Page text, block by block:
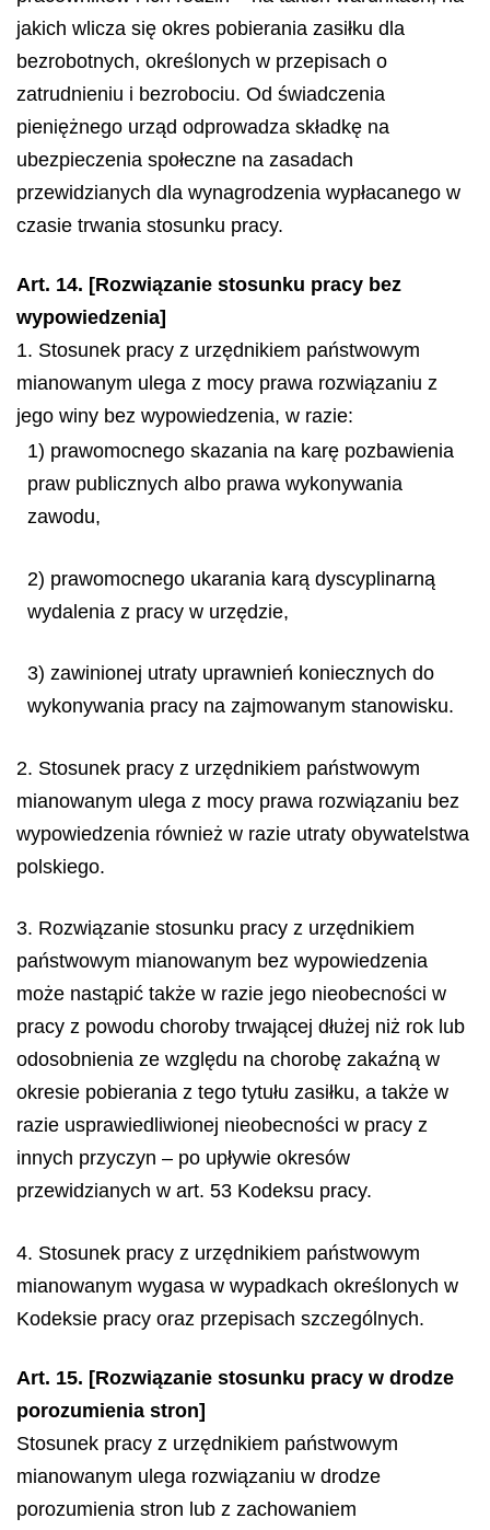
jakich wlicza się okres pobierania zasiłku dla
bezrobotnych, określonych w przepisach o
zatrudnieniu i bezrobociu. Od świadczenia
pieniężnego urząd odprowadza składkę na
ubezpieczenia społeczne na zasadach
przewidzianych dla wynagrodzenia wypłacanego w
czasie trwania stosunku pracy.
Art. 14. [Rozwiązanie stosunku pracy bez
wypowiedzenia]
1. Stosunek pracy z urzędnikiem państwowym
mianowanym ulega z mocy prawa rozwiązaniu z
jego winy bez wypowiedzenia, w razie:
1) prawomocnego skazania na karę pozbawienia
praw publicznych albo prawa wykonywania
zawodu,
2) prawomocnego ukarania karą dyscyplinarną
wydalenia z pracy w urzędzie,
3) zawinionej utraty uprawnień koniecznych do
wykonywania pracy na zajmowanym stanowisku.
2. Stosunek pracy z urzędnikiem państwowym
mianowanym ulega z mocy prawa rozwiązaniu bez
wypowiedzenia również w razie utraty obywatelstwa
polskiego.
3. Rozwiązanie stosunku pracy z urzędnikiem
państwowym mianowanym bez wypowiedzenia
może nastąpić także w razie jego nieobecności w
pracy z powodu choroby trwającej dłużej niż rok lub
odosobnienia ze względu na chorobę zakaźną w
okresie pobierania z tego tytułu zasiłku, a także w
razie usprawiedliwionej nieobecności w pracy z
innych przyczyn – po upływie okresów
przewidzianych w art. 53 Kodeksu pracy.
4. Stosunek pracy z urzędnikiem państwowym
mianowanym wygasa w wypadkach określonych w
Kodeksie pracy oraz przepisach szczególnych.
Art. 15. [Rozwiązanie stosunku pracy w drodze
porozumienia stron]
Stosunek pracy z urzędnikiem państwowym
mianowanym ulega rozwiązaniu w drodze
porozumienia stron lub z zachowaniem